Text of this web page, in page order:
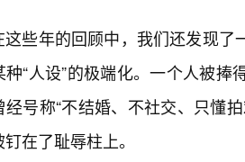
这些年的回顾中，我们还发现了
种“人设”的极端化。一个人被
经号称“不结婚、不社交、只懂
在了耻辱柱上。